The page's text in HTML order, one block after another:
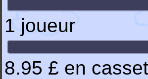
1 joueur
8.95 £ en